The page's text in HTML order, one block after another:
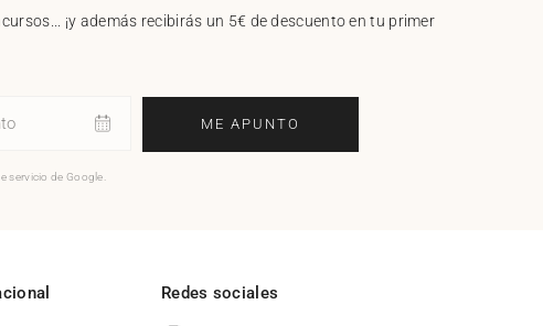
¡y además recibirás un 5€ de descuento en tu primer
ME APUNTO
servicio de Google.
Redes sociales